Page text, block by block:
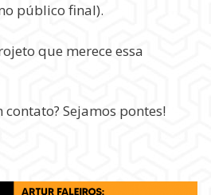
público final).
que merece essa
contato? Sejamos pontes!